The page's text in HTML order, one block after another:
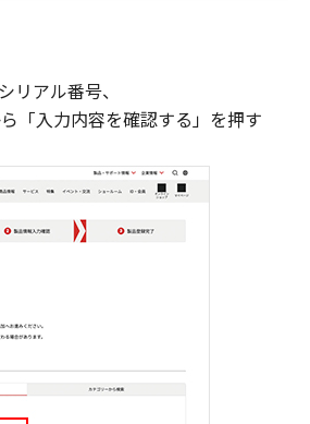
リアル番号、
「入力内容を確認する」を押す